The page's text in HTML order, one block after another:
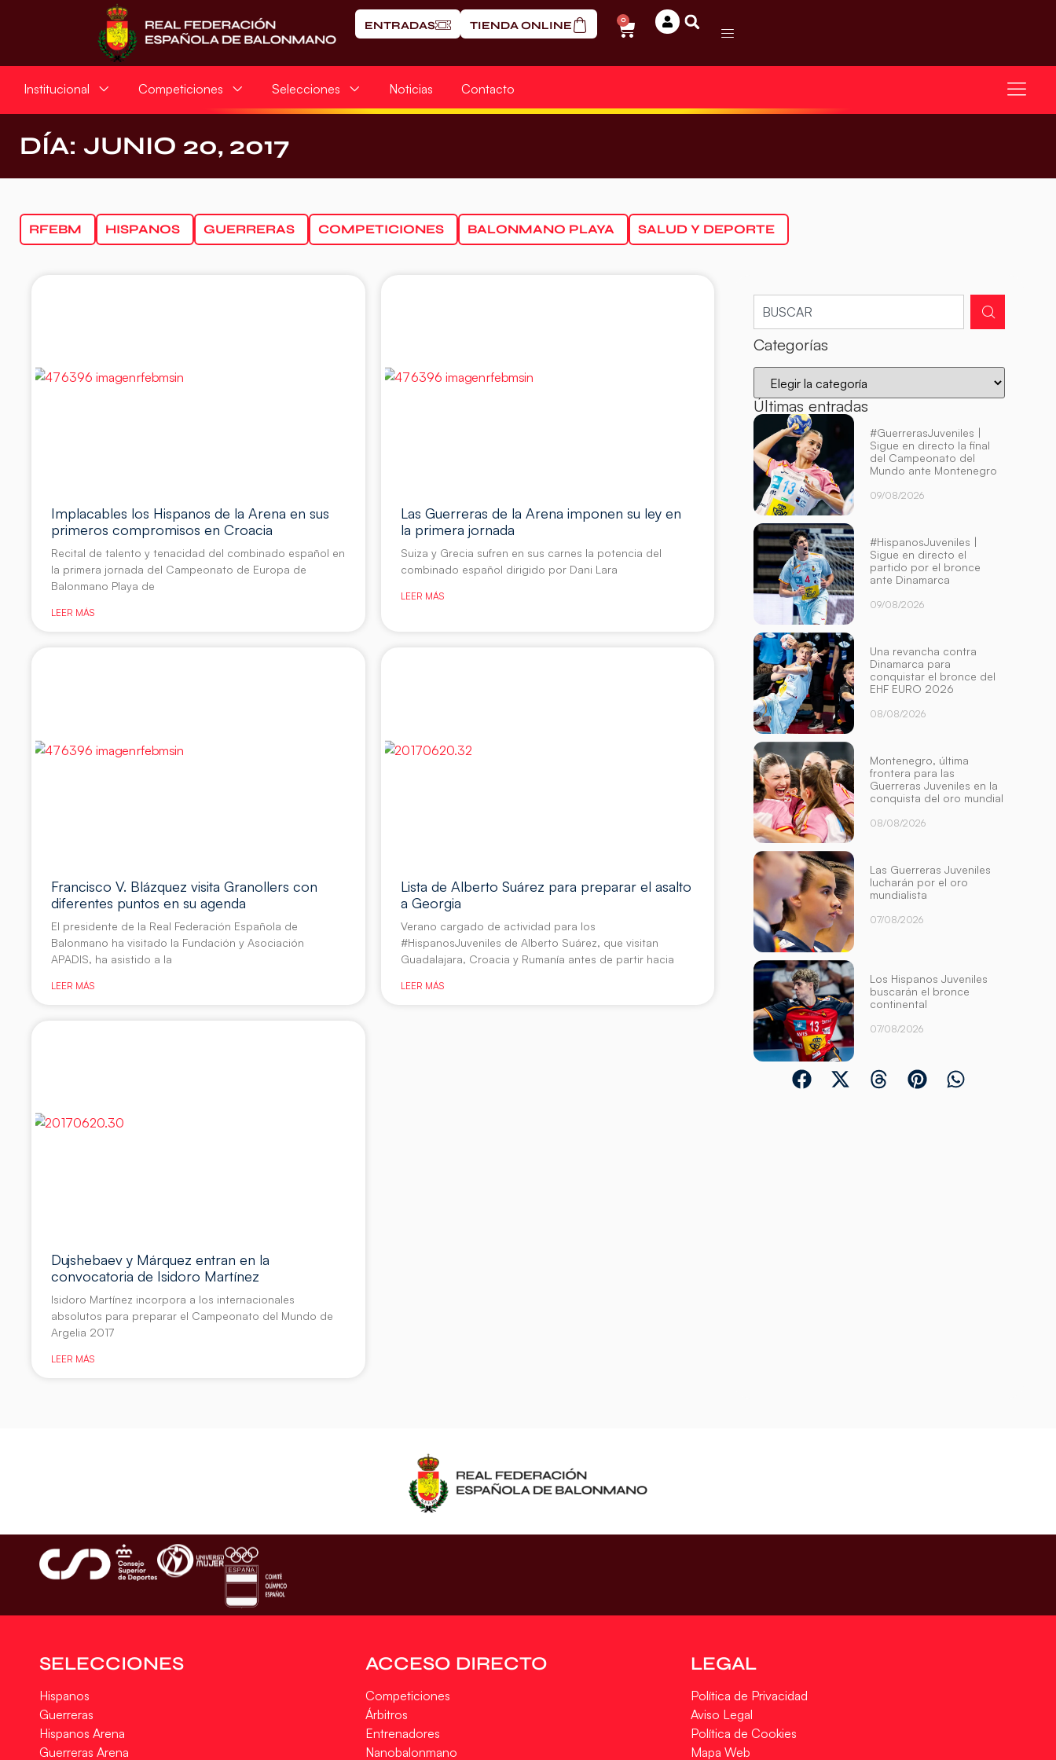
ENTRADAS TIENDA ONLINE 0
Institucional Competiciones Selecciones Noticias Contacto
DÍA: JUNIO 20, 2017
RFEBM HISPANOS GUERRERAS COMPETICIONES BALONMANO PLAYA SALUD Y DEPORTE
Implacables los Hispanos de la Arena en sus
primeros compromisos en Croacia
Recital de talento y tenacidad del combinado español en
la primera jornada del Campeonato de Europa de
Balonmano Playa de
LEER MÁS
Las Guerreras de la Arena imponen su ley en
la primera jornada
Suiza y Grecia sufren en sus carnes la potencia del
combinado español dirigido por Dani Lara
LEER MÁS
Francisco V. Blázquez visita Granollers con
diferentes puntos en su agenda
El presidente de la Real Federación Española de
Balonmano ha visitado la Fundación y Asociación
APADIS, ha asistido a la
LEER MÁS
Lista de Alberto Suárez para preparar el asalto
a Georgia
Verano cargado de actividad para los
#HispanosJuveniles de Alberto Suárez, que visitan
Guadalajara, Croacia y Rumanía antes de partir hacia
LEER MÁS
Dujshebaev y Márquez entran en la
convocatoria de Isidoro Martínez
Isidoro Martínez incorpora a los internacionales
absolutos para preparar el Campeonato del Mundo de
Argelia 2017
LEER MÁS
Categorías
Últimas entradas
#GuerrerasJuveniles |
Sigue en directo la final
del Campeonato del
Mundo ante Montenegro
09/08/2026
#HispanosJuveniles |
Sigue en directo el
partido por el bronce
ante Dinamarca
09/08/2026
Una revancha contra
Dinamarca para
conquistar el bronce del
EHF EURO 2026
08/08/2026
Montenegro, última
frontera para las
Guerreras Juveniles en la
conquista del oro mundial
08/08/2026
Las Guerreras Juveniles
lucharán por el oro
mundialista
07/08/2026
Los Hispanos Juveniles
buscarán el bronce
continental
07/08/2026
SELECCIONES
Hispanos
Guerreras
Hispanos Arena
Guerreras Arena
ACCESO DIRECTO
Competiciones
Árbitros
Entrenadores
Nanobalonmano
LEGAL
Política de Privacidad
Aviso Legal
Política de Cookies
Mapa Web